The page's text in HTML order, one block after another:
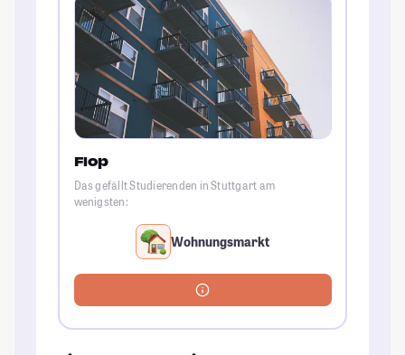
Flop
Das gefällt Studierenden in Stuttgart am
wenigsten:
Wohnungsmarkt